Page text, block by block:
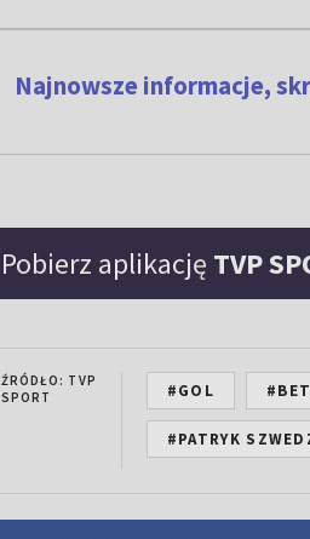
Najnowsze informacje,
Pobierz aplikację TVP
ŹRÓDŁO: TVP
SPORT
#GOL
#PATRYK